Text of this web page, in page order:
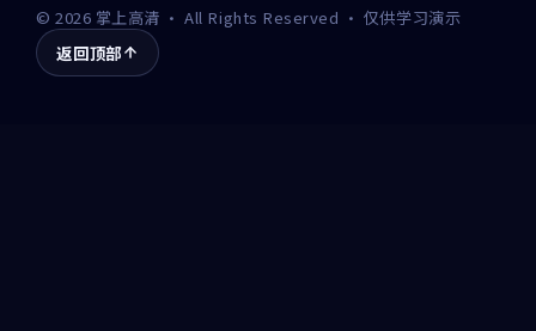
©2026 掌上高清 · All Rights Reserved · 仅供学习演示
返回顶部